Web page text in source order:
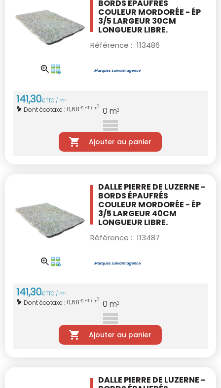
BORDS ÉPAUFRÉS
COULEUR MORDORÉE - ÉP
3/5 LARGEUR 30CM
LONGUEUR LIBRE.
Référence : 113486
141,30€TTC / m2
Dont écotaxe : 0,68 € HT / m2 0 m2
Ajouter au panier
DALLE PIERRE DE LUZERNE -
BORDS ÉPAUFRÉS
COULEUR MORDORÉE - ÉP
3/5 LARGEUR 40CM
LONGUEUR LIBRE.
Référence : 113487
141,30€TTC / m2
Dont écotaxe : 0,68 € HT / m2 0 m2
Ajouter au panier
DALLE PIERRE DE LUZERNE -